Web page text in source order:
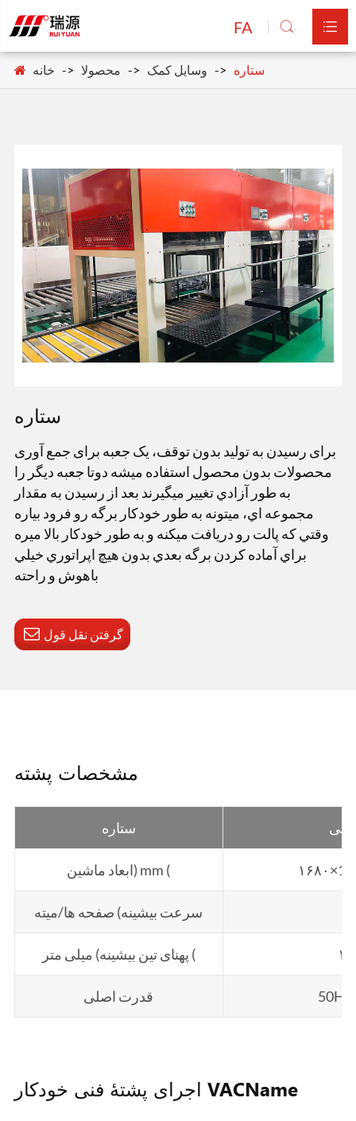
FA  
خانه محصولا وسایل کمک ستاره
ستاره
برای رسیدن به تولید بدون توقف، یک جعبه برای جمع آوری
محصولات بدون محصول استفاده میشه دوتا جعبه ديگر را
به طور آزادي تغيير ميگيرند بعد از رسيدن به مقدار
مجموعه اي، ميتونه به طور خودکار برگه رو فرود بياره
وقتي که پالت رو دريافت ميکنه و به طور خودکار بالا ميره
براي آماده کردن برگه بعدي بدون هيچ اپراتوري خيلي
باهوش و راحته
گرفتن نقل قول
مشخصات پشته
ستاره فنی
ابعاد ماشین) mm (
سرعت بیشینه) صفحه ها/میته
پهنای تین بیشینه) میلی متر (
قدرت اصلی
اجرای پشتهٔ فنی خودکار VACName